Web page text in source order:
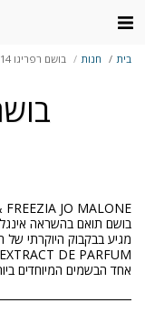
בית חנות בושם רפריגו 714
אחד הבשמים המיוחדים